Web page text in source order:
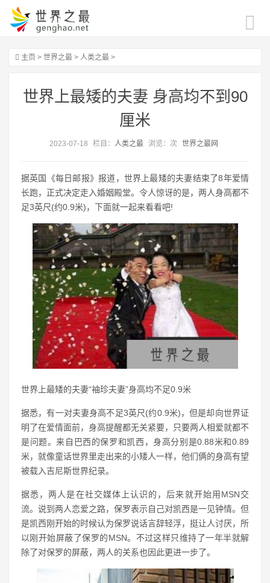
主页 > 世界之最 > 人类之最 >
世界上最矮的夫妻 身高均不到90
厘米
2023-07-18 栏目： 人类之最 浏览： 次 世界之最网
据英国《每日邮报》报道，世界上最矮的夫妻结束了8年爱情
长跑，正式决定走入婚姻殿堂。令人惊讶的是，两人身高都不
足3英尺(约0.9米)，下面就一起来看看吧!
世界上最矮的夫妻“袖珍夫妻”身高均不足0.9米
据悉，有一对夫妻身高不足3英尺(约0.9米)，但是却向世界证
明了在爱情面前，身高提醒都无关紧要，只要两人相爱就都不
是问题。来自巴西的保罗和凯西，身高分别是0.88米和0.89
米，就像童话世界里走出来的小矮人一样，他们俩的身高有望
被载入吉尼斯世界纪录。
据悉，两人是在社交媒体上认识的，后来就开始用MSN交
流。说到两人恋爱之路，保罗表示自己对凯西是一见钟情。但
是凯西刚开始的时候认为保罗说话言辞轻浮，挺让人讨厌，所
以刚开始屏蔽了保罗的MSN。不过这样只维持了一年半就解
除了对保罗的屏蔽，两人的关系也因此更进一步了。